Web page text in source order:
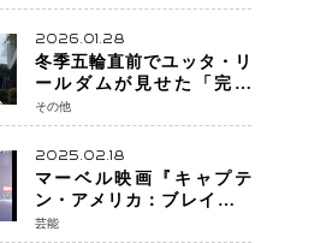
大惨事コメディ「DIGGER
ディガー」始動
2026.01.28
冬季五輪直前でユッタ・リ
ールダムが見せた「完成
形」転倒と涙を越えて─ミラ
ノで金を狙うオランダ女王
の現在地
その他
2025.02.18
マーベル映画『キャプテ
ン・アメリカ：ブレイブ・
ニュー・ワールド』 新ブラ
芸能